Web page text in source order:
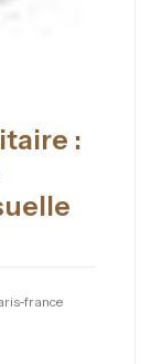
:
france